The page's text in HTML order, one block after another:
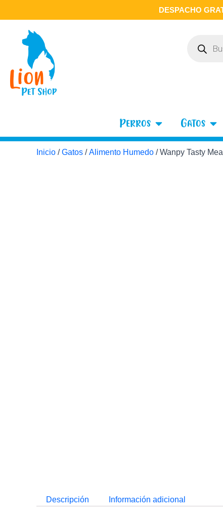
al
contenido
DESPACHO
productos
Perros Open Perros
Gatos
Inicio /Gatos /Alimento Humedo / Wanpy Tasty
Descripción Información adicional